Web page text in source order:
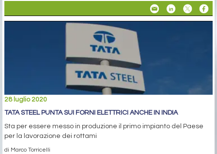
28 luglio 2020
TATA STEEL PUNTA SUI FORNI ELETTRICI ANCHE IN INDIA
Sta per essere messo in produzione il primo impianto del Paese
per la lavorazione dei rottami
di Marco Torricelli